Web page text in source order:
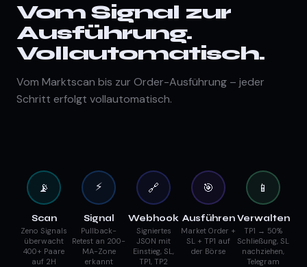
Vom Signal zur
Ausführung.
Vollautomatisch.
Vom Marktscan bis zur Order-Ausführung – jeder
Schritt erfolgt vollautomatisch.
📡
Scan
Zeno Signals
überwacht
400+ Paare
auf 2H
⚡
Signal
Pullback-
Retest an 200-
MA-Zone
erkannt
🔗
Webhook
Signiertes
JSON mit
Einstieg, SL,
TP1, TP2
🎯
Ausführen
Market Order +
SL + TP1 auf
der Börse
📱
Verwalten
TP1 → 50%
Schließung, SL
nachziehen,
Telegram